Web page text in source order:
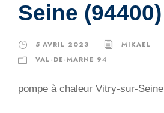
Seine (94400)
5 AVRIL 2023
MIKAEL
VAL-DE-MARNE 94
pompe à chaleur Vitry-sur-Seine